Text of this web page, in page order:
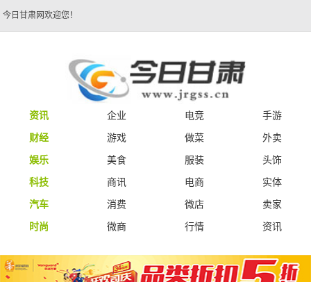
今日甘肃网欢迎您！
资讯 企业 电竞
手游
财经
游戏 做菜
外卖
娱乐
美食 服装
头饰
科技
商讯 电商
实体
汽车
消费 微店
卖家
时尚
微商 行情 资讯